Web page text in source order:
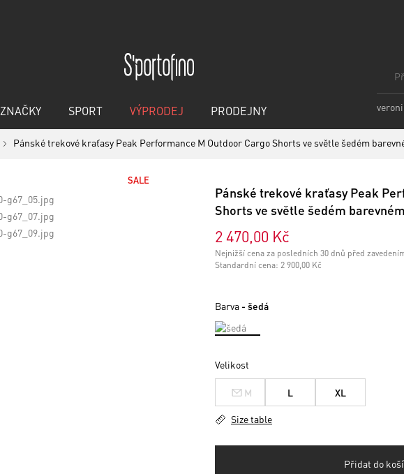
ZNAČKY SPORT VÝPRODEJ PRODEJNY
Pánské trekové kraťasy Peak Performance M Outdoor Cargo Shorts ve světle šedém
SALE
Pánské trekové kraťasy Peak
Shorts ve světle šedém
2 470,00 Kč
Nejnižší cena za posledních 30 dnů před
Standardní cena: 2 900,00 Kč
Barva - šedá
Velikost
M L XL
Size table
Přidat do